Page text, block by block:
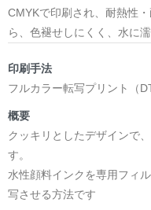
CMYKで印刷され、耐熱性
ら、色褪せしにくく、水に
印刷手法
フルカラー転写プリント（
概要
クッキリとしたデザインで
す。
水性顔料インクを専用フィ
写させる方法です